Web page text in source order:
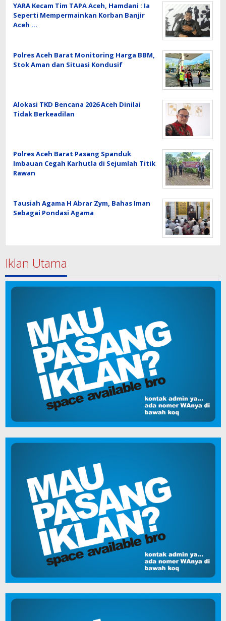
YARA Kecam Tim TAPA Aceh, Hamdani : Ia
Seperti Mempermainkan Korban Banjir
Aceh …
Polres Aceh Barat Monitoring Harga BBM,
Stok Aman dan Situasi Kondusif
Alokasi TKD Bencana 2026 Aceh Dinilai
Tidak Berkeadilan
Polres Aceh Barat Pasang Spanduk
Imbauan Cegah Karhutla di Sejumlah Titik
Rawan
Tausiah Agama H Abrar Zym, Bahas Iman
Sebagai Pondasi Agama
Iklan Utama